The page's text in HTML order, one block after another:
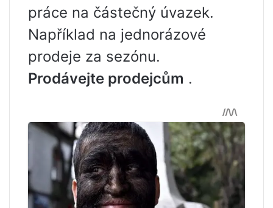
práce na částečný úvazek.
Například na jednorázové
prodeje za sezónu.
Prodávejte prodejcům .